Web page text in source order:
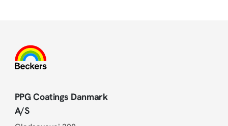
PPG Coatings Danmark
A/S